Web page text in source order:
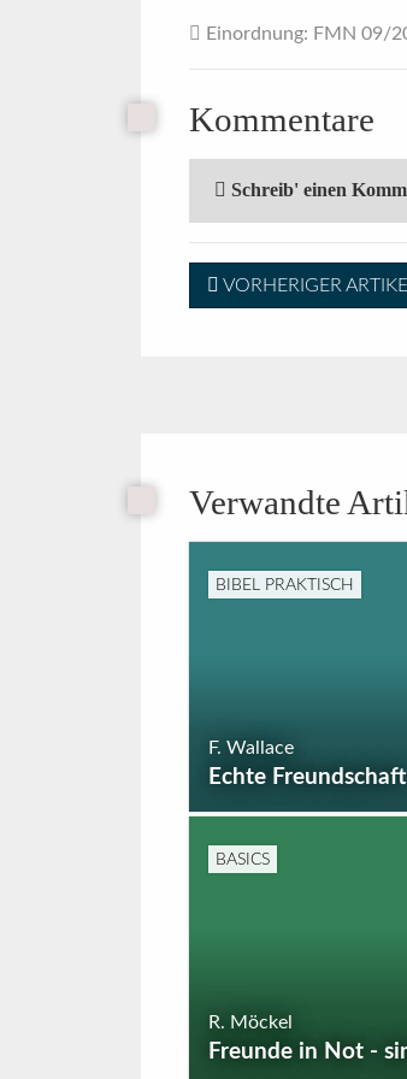
Einordnung: FMN 09/
Kommentare
Schreib' einen
VORHERIGER
Verwandte
BIBEL PRAKTISCH
F. Wallace
Echte Freundschaft
BASICS
R. Möckel
Freunde in Not -